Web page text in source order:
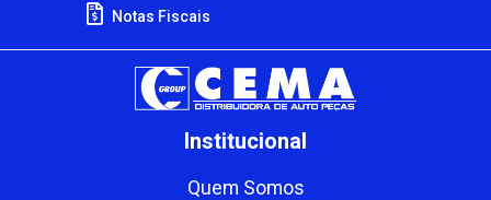
Notas Fiscais
Institucional
Quem Somos